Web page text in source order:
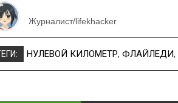
Журналист/lifekhacker
НУЛЕВОЙ КИЛОМЕТР, ФЛАЙЛЕДИ,